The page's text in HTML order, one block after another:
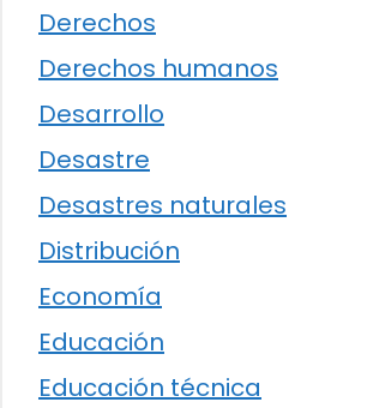
Derechos
Derechos humanos
Desarrollo
Desastre
Desastres naturales
Distribución
Economía
Educación
Educación técnica